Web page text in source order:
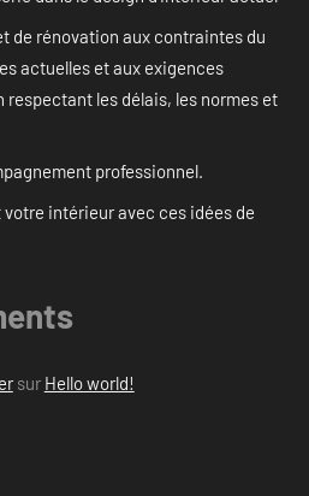
de rénovation aux contraintes du
actuelles et aux exigences
les délais, les normes et
professionnel.
intérieur avec ces idées de
sur Hello world!